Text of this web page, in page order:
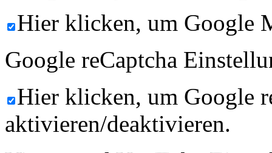
Hier klicken, um Google
Google reCaptcha
Hier klicken, um Google
aktivieren/deaktivieren.